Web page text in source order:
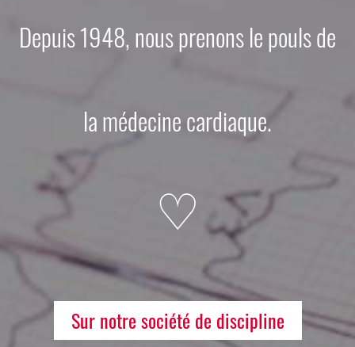
Depuis 1948, nous prenons le pouls de
la médecine cardiaque.
♡
Sur notre société de discipline